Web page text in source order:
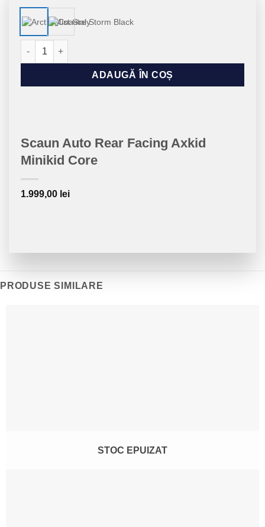
Cantitate Scaun Auto Rear Facing Axkid Minikid Core
ADAUGĂ ÎN COȘ
Scaun Auto Rear Facing Axkid
Minikid Core
1.999,00 lei
PRODUSE SIMILARE
STOC EPUIZAT